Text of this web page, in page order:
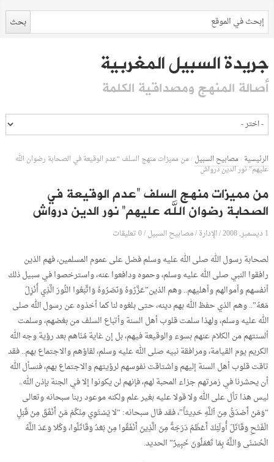
جريدة السبيل المغربية
أصالة المنهج ومصداقية الكلمة
الرئيسية/مصابيح السبيل/من مميزات منهج السلف “عدم الوقيعة في الصحابة رضوان الله
عليهم” نور الدين درواش
من مميزات منهج السلف “عدم الوقيعة في
الصحابة رضوان الله عليهم” نور الدين درواش
1 ديسمبر, 2008 /الإدارة/مصابيح السبيل/0 تعليقات
لصحابة رسول الله صلى الله عليه وسلم فضل على عموم المسلمين، فهم الذين
رافقوا النبي صلى الله عليه وسلم، وحموه ودافعوا عنه، واسترخصوا في سبيل ذلك
أنفسهم وأموالهم وأهليهم.. وهم الذين”عَزَّرُوهُ وَنَصَرُوهُ وَاتَّبَعُوا النُّورَ الَّذِي أُنْزِلَ
مَعَهُ”.. وهم الذي حفظ الله بهم دينه، حتى بلغوه لنا كما أخذوه عن رسول الله صلى
الله عليه وسلم، ولهذا سلمت قلوب أهل السنة وأتباع السلف من بغضهم، وسلمت
ألسنتهم من الكلام عنهم بسوء والوقيعة فيهم، بل إن غاية مُنَاهم بعد رؤية وجه الله
الكريم يوم القيامة، ومرافقة نبيه صلى الله عليه وسلم، لقاؤهم والاجتماع بهم.. فقد
تاقت قلوب أهل السنة إليهم واشتاقت نفوسهم لرؤيتهم والاجتماع بهم، فنسأل الله
أن يحشرنا في زمرتهم جزاء المحبة لهم، فإنهم لن يكونوا إلا في الجنة بإذن الله..
ليس هذا تأل على الله ولا قولا عليه بغير علم ولكنه موعود ربنا سبحانه وتعالى
“وَمَنْ أَصْدَقُ مِنَ ٱللَّهِ حَدِيثاً”، فقد قال سبحانه: “لا يَسْتَوِي مِنْكُمْ مَنْ أَنْفَقَ مِنْ قَبْلِ
الْفَتْحِ وَقَاتَلَ أُولَئِكَ أَعْظَمُ دَرَجَةً مِنَ الَّذِينَ أَنْفَقُوا مِنْ بَعْدُ وَقَاتَلُوا، وَكُلا وَعَدَ اللَّهُ
الْحُسْنَى وَاللَّهُ بِمَا تَعْمَلُونَ خَبِيرٌ” الحديد.